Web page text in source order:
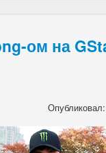
ом на